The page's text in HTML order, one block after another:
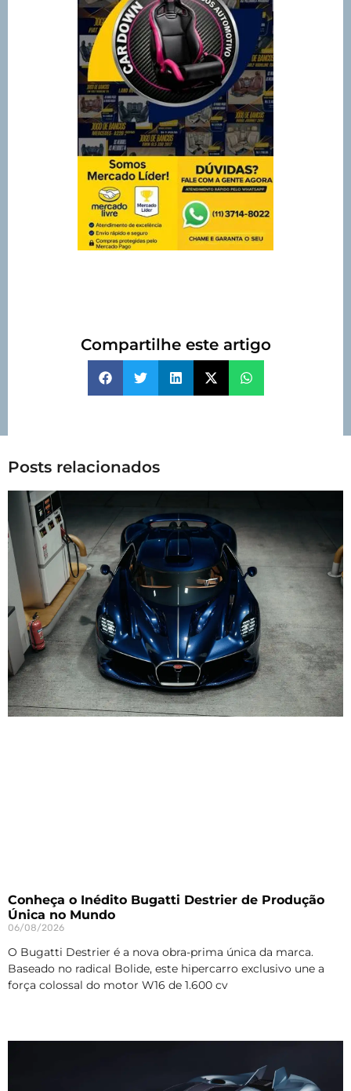
Compartilhe este artigo
Posts relacionados
Conheça o Inédito Bugatti Destrier de Produção
Única no Mundo
06/08/2026
O Bugatti Destrier é a nova obra-prima única da marca.
Baseado no radical Bolide, este hipercarro exclusivo une a
força colossal do motor W16 de 1.600 cv